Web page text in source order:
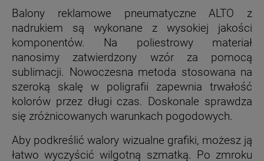
Balony reklamowe pneumatyczne ALTO z
nadrukiem są wykonane z wysokiej jakości
komponentów. Na poliestrowy materiał
nanosimy zatwierdzony wzór za pomocą
sublimacji. Nowoczesna metoda stosowana na
szeroką skalę w poligrafii zapewnia trwałość
kolorów przez długi czas. Doskonale sprawdza
się zróżnicowanych warunkach pogodowych.
Aby podkreślić walory wizualne grafiki, możesz ją
łatwo wyczyścić wilgotną szmatką. Po zmroku